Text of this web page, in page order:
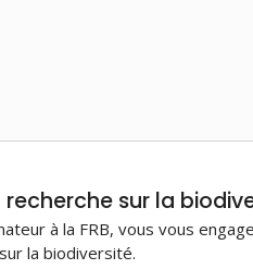
recherche sur la
à la FRB, vous vous
la biodiversité.